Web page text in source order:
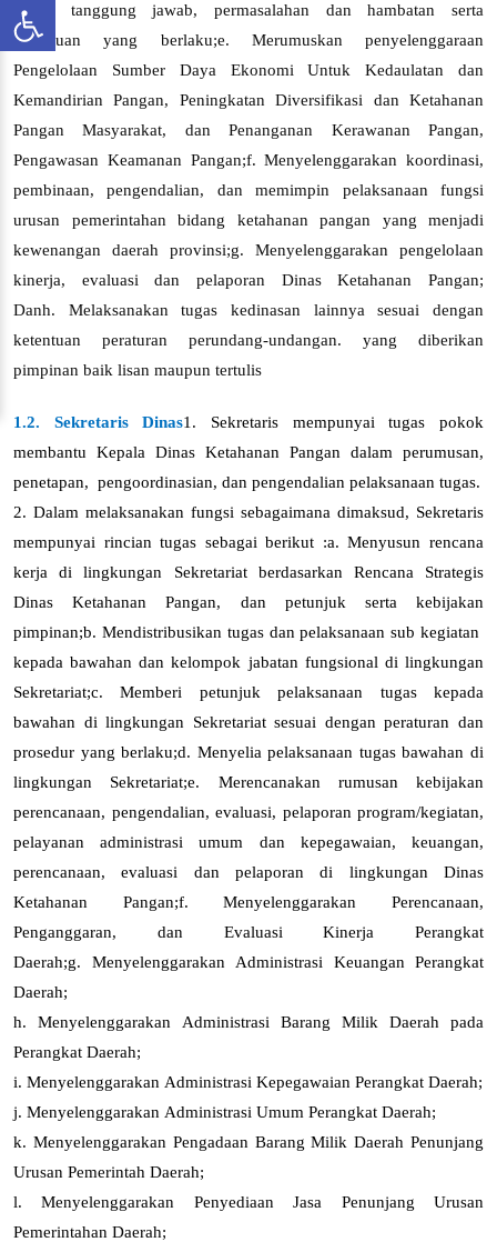
tugas, tanggung jawab, permasalahan dan hambatan serta
ketentuan yang berlaku;e. Merumuskan penyelenggaraan
Pengelolaan Sumber Daya Ekonomi Untuk Kedaulatan dan
Kemandirian Pangan, Peningkatan Diversifikasi dan Ketahanan
Pangan Masyarakat, dan Penanganan Kerawanan Pangan,
Pengawasan Keamanan Pangan;f.Menyelenggarakan koordinasi,
pembinaan, pengendalian, dan memimpin pelaksanaan fungsi
urusan pemerintahan bidang ketahanan pangan yang menjadi
kewenangan daerah provinsi;g. Menyelenggarakan pengelolaan
kinerja, evaluasi dan pelaporan Dinas Ketahanan Pangan;
Danh. Melaksanakan tugas kedinasan lainnya sesuai dengan
ketentuan peraturan perundang-undangan. yang diberikan
pimpinan baik lisan maupun tertulis
1.2. Sekretaris Dinas1. Sekretaris mempunyai tugas pokok
membantu Kepala Dinas Ketahanan Pangan dalam perumusan,
penetapan, pengoordinasian, dan pengendalian pelaksanaan tugas.
2. Dalam melaksanakan fungsi sebagaimana dimaksud, Sekretaris
mempunyai rincian tugas sebagai berikut :a.Menyusun rencana
kerja di lingkungan Sekretariat berdasarkan Rencana Strategis
Dinas Ketahanan Pangan, dan petunjuk serta kebijakan
pimpinan;b. Mendistribusikan tugas dan pelaksanaan sub kegiatan
kepada bawahan dan kelompok jabatan fungsional di lingkungan
Sekretariat;c.Memberi petunjuk pelaksanaan tugas kepada
bawahan di lingkungan Sekretariat sesuai dengan peraturan dan
prosedur yang berlaku;d. Menyelia pelaksanaan tugas bawahan di
lingkungan Sekretariat;e. Merencanakan rumusan kebijakan
perencanaan, pengendalian, evaluasi, pelaporan program/kegiatan,
pelayanan administrasi umum dan kepegawaian, keuangan,
perencanaan, evaluasi dan pelaporan di lingkungan Dinas
Ketahanan Pangan;f.Menyelenggarakan Perencanaan,
Penganggaran, dan Evaluasi Kinerja Perangkat
Daerah;g. Menyelenggarakan Administrasi Keuangan Perangkat
Daerah;
h. Menyelenggarakan Administrasi Barang Milik Daerah pada
Perangkat Daerah;
i. Menyelenggarakan Administrasi Kepegawaian Perangkat Daerah;
j. Menyelenggarakan Administrasi Umum Perangkat Daerah;
k. Menyelenggarakan Pengadaan Barang Milik Daerah Penunjang
Urusan Pemerintah Daerah;
l.Menyelenggarakan Penyediaan Jasa Penunjang Urusan
Pemerintahan Daerah;